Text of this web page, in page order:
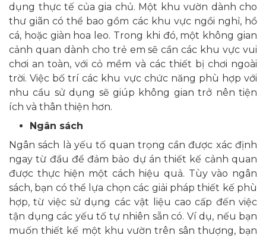
dụng thực tế của gia chủ. Một khu vườn dành cho
thư giãn có thể bao gồm các khu vực ngồi nghỉ, hồ
cá, hoặc giàn hoa leo. Trong khi đó, một không gian
cảnh quan dành cho trẻ em sẽ cần các khu vực vui
chơi an toàn, với cỏ mềm và các thiết bị chơi ngoài
trời. Việc bố trí các khu vực chức năng phù hợp với
nhu cầu sử dụng sẽ giúp không gian trở nên tiện
ích và thân thiện hơn.
Ngân sách
Ngân sách là yếu tố quan trọng cần được xác định
ngay từ đầu để đảm bảo dự án thiết kế cảnh quan
được thực hiện một cách hiệu quả. Tùy vào ngân
sách, bạn có thể lựa chọn các giải pháp thiết kế phù
hợp, từ việc sử dụng các vật liệu cao cấp đến việc
tận dụng các yếu tố tự nhiên sẵn có. Ví dụ, nếu bạn
muốn thiết kế một khu vườn trên sân thượng, bạn